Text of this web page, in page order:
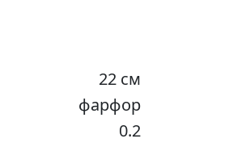
22 см
фарфор
0.2